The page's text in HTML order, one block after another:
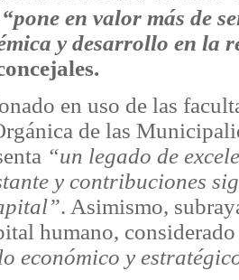
“pone en valor más de
y desarrollo en la
en uso de las
de las
“un legado de
y contribuciones
. Asimismo,
humano,
económico y